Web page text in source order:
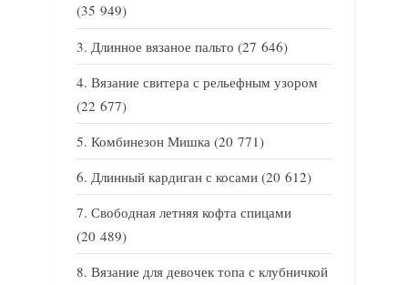
(35 949)
Длинное вязаное пальто (27 646)
Вязание свитера с рельефным узором
(22 677)
Комбинезон Мишка (20 771)
Длинный кардиган с косами (20 612)
Свободная летняя кофта спицами
(20 489)
Вязание для девочек топа с клубничкой